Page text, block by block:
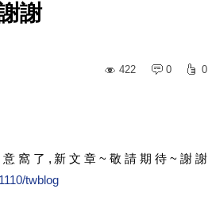
謝
422
0 0
意窩了,新文章~敬請期待~謝謝
twblog